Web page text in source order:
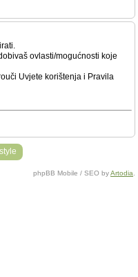
ovlasti/mogućnosti koje
Uvjete korištenja i Pravila
phpBB Mobile / SEO byArtodia